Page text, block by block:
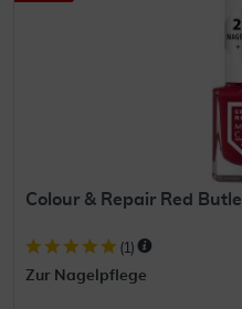
Colour & Repair Red
(1)
Zur Nagelpflege